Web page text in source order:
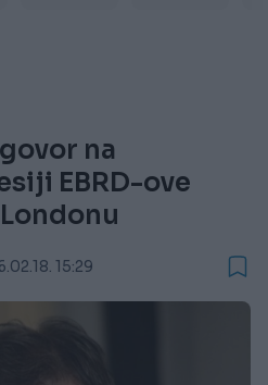
na
EBRD-ove
15:29